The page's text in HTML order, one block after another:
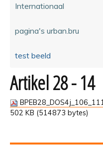
Internationaal
pagina's urban.bru
test beeld
Artikel 28 - 14
502 KB (514873 bytes)